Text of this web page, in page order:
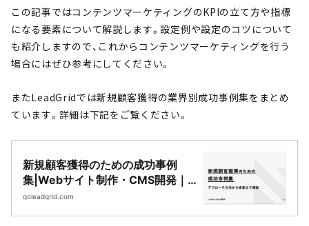
この記事ではコンテンツマーケティングのKPIの立て方や指標
になる要素について解説します。設定例や設定のコツについて
も紹介しますので、これからコンテンツマーケティングを行う
場合にはぜひ参考にしてください。
またLeadGridでは新規顧客獲得の業界別成功事例集をまとめ
ています。詳細は下記をご覧ください。
新規顧客獲得のための成功事例
集|Webサイト制作・CMS開発｜
LeadGrid
goleadgrid.com